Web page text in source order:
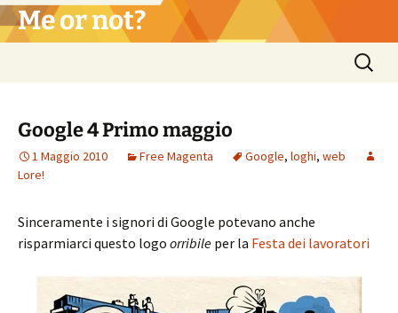
Vai
al Me or not?
Ricerca
per:
Google 4 Primo maggio
1 Maggio 2010 Free Magenta Google, loghi, web
Lore!
Sinceramente i signori di Google potevano anche
risparmiarci questo logo orribile per la Festa dei lavoratori